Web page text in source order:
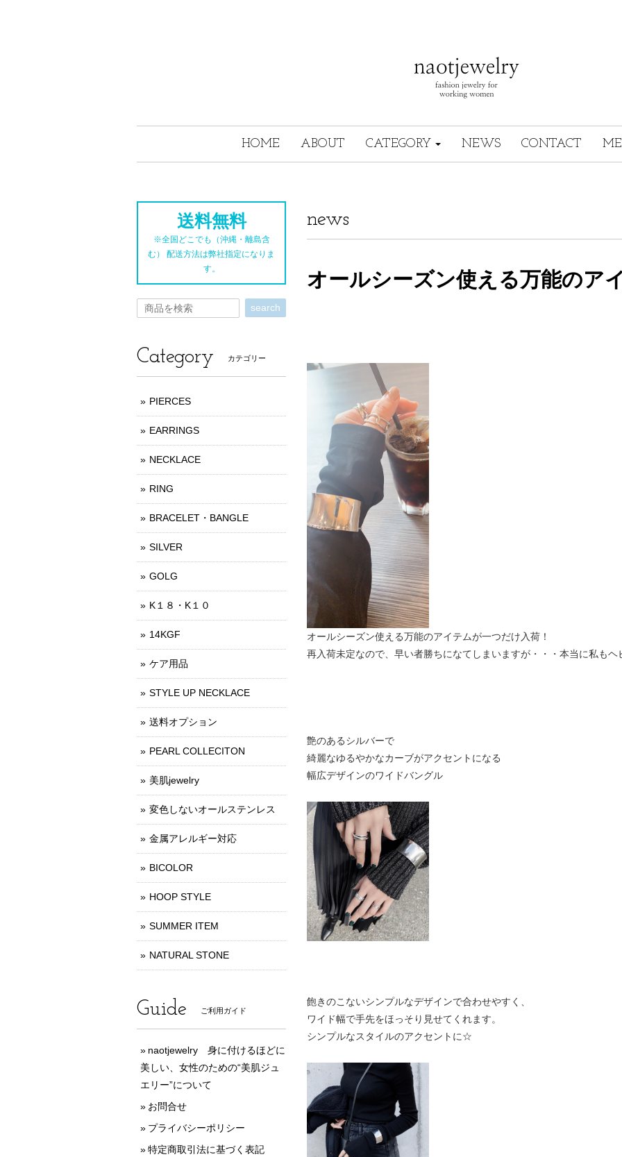
HOME ABOUT CATEGORY NEWS CONTACT
news
オールシーズン使える万能のア
オールシーズン使える万能のアイテムが一つだけ入荷！
再入荷未定なので、早い者勝ちになてしまいますが・・・本当に私もヘ
艶のあるシルバーで
綺麗なゆるやかなカーブがアクセントになる
幅広デザインのワイドバングル
飽きのこないシンプルなデザインで合わせやすく、
ワイド幅で手先をほっそり見せてくれます。
シンプルなスタイルのアクセントに☆
送料無料
※全国どこでも（沖縄・離島含
む） 配送方法は弊社指定になりま
す。
search
Category カテゴリー
PIERCES
EARRINGS
NECKLACE
RING
BRACELET・BANGLE
SILVER
GOLG
K１８・K１０
14KGF
ケア用品
STYLE UP NECKLACE
送料オプション
PEARL COLLECITON
美肌jewelry
変色しないオールステンレス
金属アレルギー対応
BICOLOR
HOOP STYLE
SUMMER ITEM
NATURAL STONE
Guide ご利用ガイド
naotjewelry 身に付けるほどに
美しい、女性のための“美肌ジュ
エリー”について
お問合せ
プライバシーポリシー
特定商取引法に基づく表記